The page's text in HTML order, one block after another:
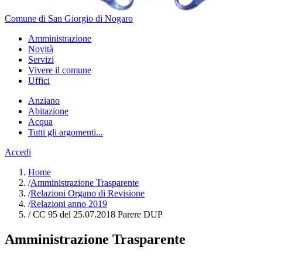
Comune di San Giorgio di Nogaro
Amministrazione
Novità
Servizi
Vivere il comune
Uffici
Anziano
Abitazione
Acqua
Tutti gli argomenti...
Accedi
Home
/Amministrazione Trasparente
/Relazioni Organo di Revisione
/Relazioni anno 2019
/CC 95 del 25.07.2018 Parere DUP
Amministrazione Trasparente